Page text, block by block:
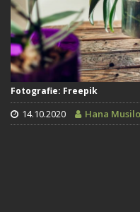
Fotografie: Freepik
14.10.2020 Hana